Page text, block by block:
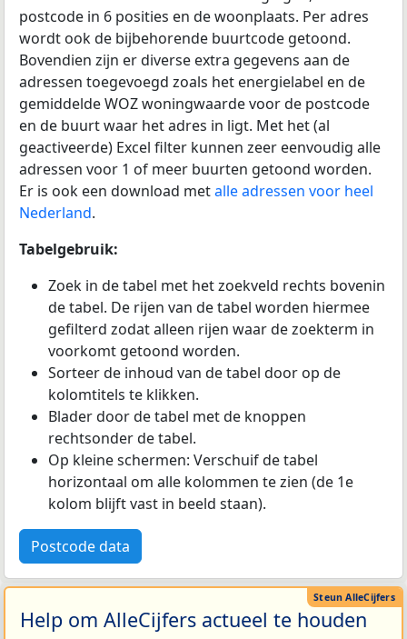
postcode in 6 posities en de woonplaats. Per adres
wordt ook de bijbehorende buurtcode getoond.
Bovendien zijn er diverse extra gegevens aan de
adressen toegevoegd zoals het energielabel en de
gemiddelde WOZ woningwaarde voor de postcode
en de buurt waar het adres in ligt. Met het (al
geactiveerde) Excel filter kunnen zeer eenvoudig alle
adressen voor 1 of meer buurten getoond worden.
Er is ook een download metalle adressen voor heel
Nederland.
Tabelgebruik:
Zoek in de tabel met het zoekveld rechts bovenin
de tabel. De rijen van de tabel worden hiermee
gefilterd zodat alleen rijen waar de zoekterm in
voorkomt getoond worden.
Sorteer de inhoud van de tabel door op de
kolomtitels te klikken.
Blader door de tabel met de knoppen
rechtsonder de tabel.
Op kleine schermen: Verschuif de tabel
horizontaal om alle kolommen te zien (de 1e
kolom blijft vast in beeld staan).
Postcode data
Help om AlleCijfers actueel te houden